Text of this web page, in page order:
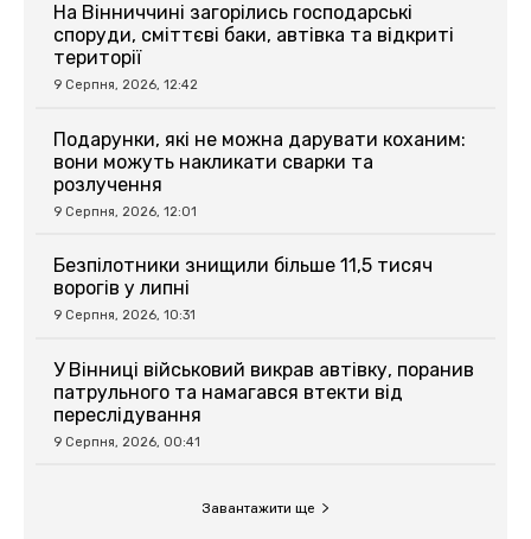
На Вінниччині загорілись господарські
споруди, сміттєві баки, автівка та відкриті
території
9 Серпня, 2026, 12:42
Подарунки, які не можна дарувати коханим:
вони можуть накликати сварки та
розлучення
9 Серпня, 2026, 12:01
Безпілотники знищили більше 11,5 тисяч
ворогів у липні
9 Серпня, 2026, 10:31
У Вінниці військовий викрав автівку, поранив
патрульного та намагався втекти від
переслідування
9 Серпня, 2026, 00:41
Завантажити ще